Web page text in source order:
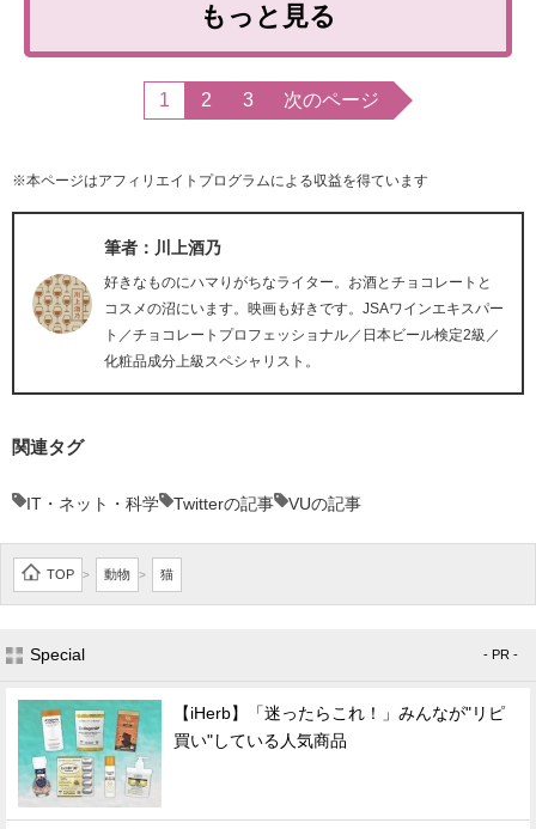
もっと見る
1 2 3 次のページ
※本ページはアフィリエイトプログラムによる収益を得ています
筆者：川上酒乃
好きなものにハマりがちなライター。お酒とチョコレートと
コスメの沼にいます。映画も好きです。JSAワインエキスパー
ト／チョコレートプロフェッショナル／日本ビール検定2級／
化粧品成分上級スペシャリスト。
関連タグ
IT・ネット・科学 Twitterの記事 VUの記事
TOP > 動物 > 猫
Special - PR -
【iHerb】「迷ったらこれ！」みんなが"リピ
買い"している人気商品